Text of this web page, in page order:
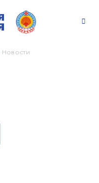
Новости